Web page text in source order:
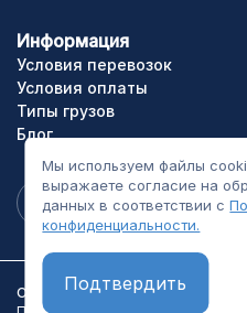
Мы используем файлы
выражаете согласие на
данных в соответствии с
конфиденциальности.
Подтвердить
Информация
Условия перевозок
Условия оплаты
Типы грузов
Блог
ООО «ТЛГрупп». Все права сайта